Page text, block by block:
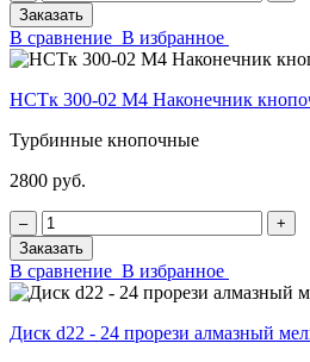
Заказать
В сравнение В избранное
НСТк 300-02 М4 Наконечник
Турбинные кнопочные
2800 руб.
‒
+
Заказать
В сравнение В избранное
Диск d22 - 24 прорези алмазный